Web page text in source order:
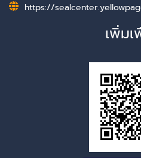
https://
เพิ่ม